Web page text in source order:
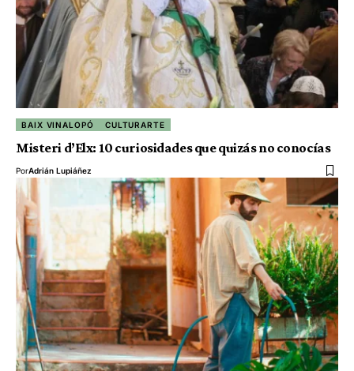
BAIX VINALOPÓ CULTURARTE
Misteri d’Elx: 10 curiosidades que quizás no conocías
PorAdrián Lupiáñez